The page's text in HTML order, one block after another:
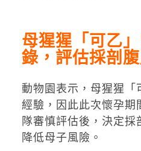
母猩猩「可乙
錄，評估採剖
動物園表示，母猩猩「
經驗，因此此次懷孕期
隊審慎評估後，決定採
降低母子風險。